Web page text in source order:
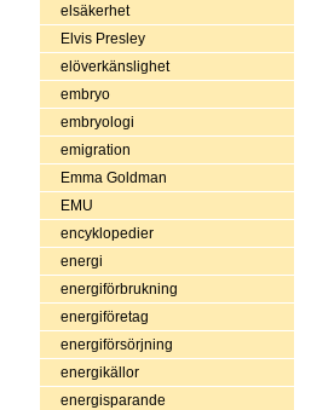
elsäkerhet
Elvis Presley
elöverkänslighet
embryo
embryologi
emigration
Emma Goldman
EMU
encyklopedier
energi
energiförbrukning
energiföretag
energiförsörjning
energikällor
energisparande